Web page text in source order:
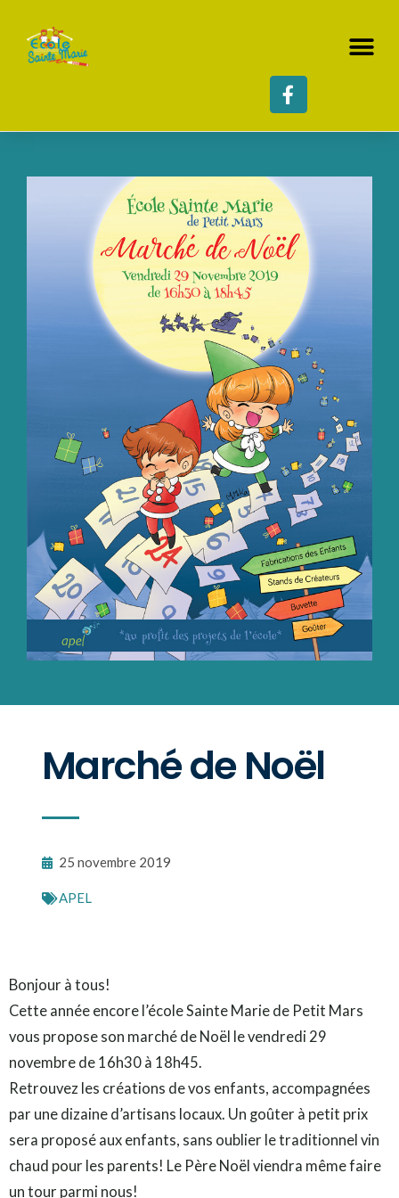
Marché de Noël
25 novembre 2019
APEL
Bonjour à tous!
Cette année encore l’école Sainte Marie de Petit Mars
vous propose son marché de Noël le vendredi 29
novembre de 16h30 à 18h45.
Retrouvez les créations de vos enfants, accompagnées
par une dizaine d’artisans locaux. Un goûter à petit prix
sera proposé aux enfants, sans oublier le traditionnel vin
chaud pour les parents! Le Père Noël viendra même faire
un tour parmi nous!